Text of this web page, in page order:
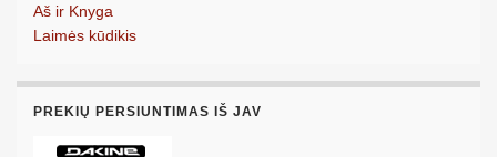
Aš ir Knyga
Laimės kūdikis
PREKIŲ PERSIUNTIMAS IŠ JAV